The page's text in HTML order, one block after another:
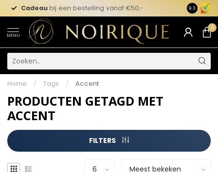
Cadeau bij een bestelling vanaf €50,- 9.3
MENU
0
Home / Tags / Accent
PRODUCTEN GETAGD MET
ACCENT
FILTERS